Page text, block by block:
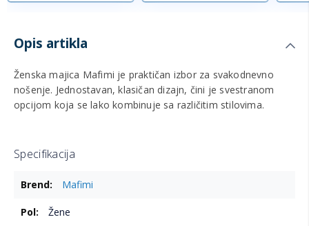
Opis artikla
Ženska majica Mafimi je praktičan izbor za svakodnevno
nošenje. Jednostavan, klasičan dizajn, čini je svestranom
opcijom koja se lako kombinuje sa različitim stilovima.
Specifikacija
informacijaMafimi
Žene